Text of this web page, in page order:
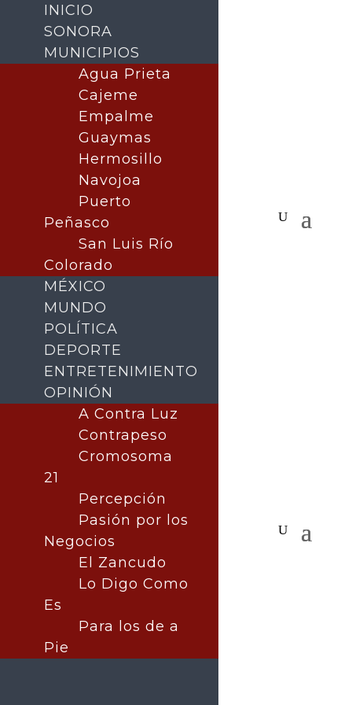
INICIO
SONORA
MUNICIPIOS
Agua Prieta
Cajeme
Empalme
Guaymas
Hermosillo
Navojoa
Puerto
Peñasco
San Luis Río
Colorado
MÉXICO
MUNDO
POLÍTICA
DEPORTE
ENTRETENIMIENTO
OPINIÓN
A Contra Luz
Contrapeso
Cromosoma
21
Percepción
Pasión por los
Negocios
El Zancudo
Lo Digo Como
Es
Para los de a
Pie